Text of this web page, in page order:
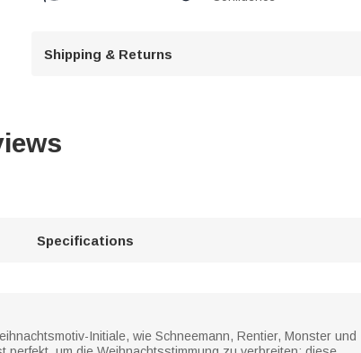
Shipping & Returns
Specifications
Initiale, wie Schneemann, Rentier, Monster und